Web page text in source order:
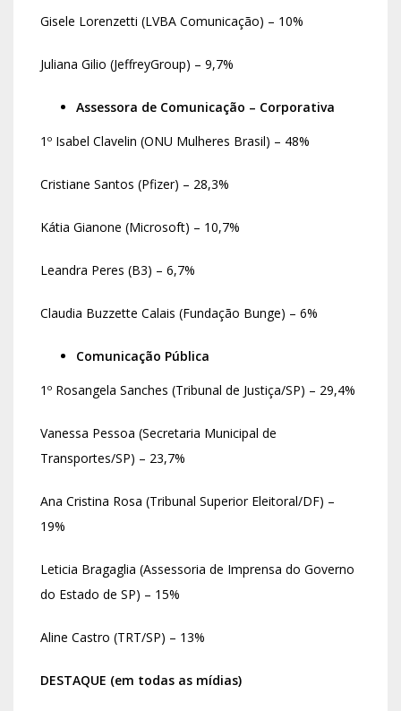
Gisele Lorenzetti (LVBA Comunicação) – 10%
Juliana Gilio (JeffreyGroup) – 9,7%
Assessora de Comunicação – Corporativa
1º Isabel Clavelin (ONU Mulheres Brasil) – 48%
Cristiane Santos (Pfizer) – 28,3%
Kátia Gianone (Microsoft) – 10,7%
Leandra Peres (B3) – 6,7%
Claudia Buzzette Calais (Fundação Bunge) – 6%
Comunicação Pública
1º Rosangela Sanches (Tribunal de Justiça/SP) – 29,4%
Vanessa Pessoa (Secretaria Municipal de
Transportes/SP) – 23,7%
Ana Cristina Rosa (Tribunal Superior Eleitoral/DF) –
19%
Leticia Bragaglia (Assessoria de Imprensa do Governo
do Estado de SP) – 15%
Aline Castro (TRT/SP) – 13%
DESTAQUE (em todas as mídias)